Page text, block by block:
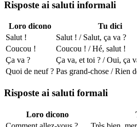
Risposte ai saluti informali
Loro dicono
Tu dici
Salut !
Salut ! / Salut, ça va ?
Coucou !
Coucou ! / Hé, salut !
Ça va ?
Ça va, et toi ? / Oui, ça
Quoi de neuf ? Pas grand-chose / Rien
Risposte ai saluti formali
Loro dicono